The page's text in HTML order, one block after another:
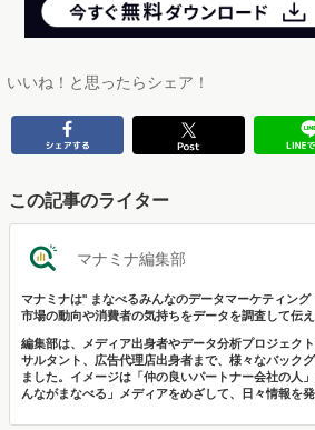
いいね！と思ったらシェア！
この記事のライター
マナミナ編集部
マナミナは" まなべるみんなのデータマーケティング
市場の動向や消費者の気持ちをデータを調査して伝え
編集部は、メディア出身者やデータ分析プロジェク
サルタント、広告代理店出身者まで、様々なバック
ました。イメージは「仲の良いパートナー会社の人
んながまなべる」メディアをめざして、日々情報を発